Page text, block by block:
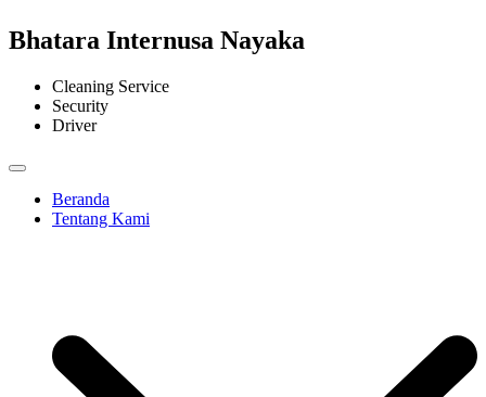
Bhatara Internusa Nayaka
Cleaning Service
Security
Driver
Beranda
Tentang Kami